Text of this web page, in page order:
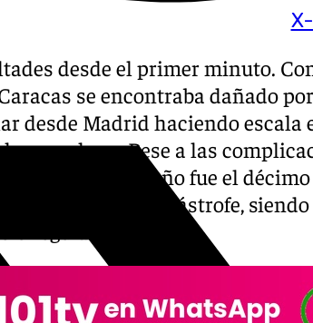
desde el primer minuto.
se encontraba dañado
desde Madrid haciendo escala
venezolana. Pese a las
equipo malagueño fue el
a la zona de la catástrofe,
regular.